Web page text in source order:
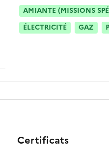
AMIANTE (MISSIONS
ÉLECTRICITÉ
GAZ
Certificats